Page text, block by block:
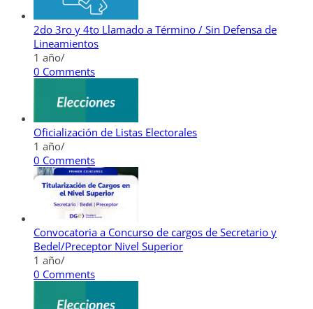
2do 3ro y 4to Llamado a Término / Sin Defensa de
Lineamientos
1 año/
0 Comments
Oficialización de Listas Electorales
1 año/
0 Comments
Convocatoria a Concurso de cargos de Secretario y
Bedel/Preceptor Nivel Superior
1 año/
0 Comments